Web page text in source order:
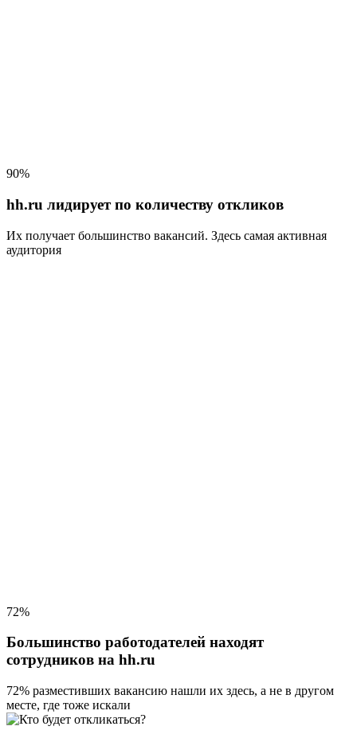
90%
hh.ru лидирует по количеству откликов
Их получает большинство вакансий. Здесь самая активная
аудитория
72%
Большинство работодателей находят
сотрудников на hh.ru
72% разместивших вакансию нашли их здесь, а не в другом
месте, где тоже искали